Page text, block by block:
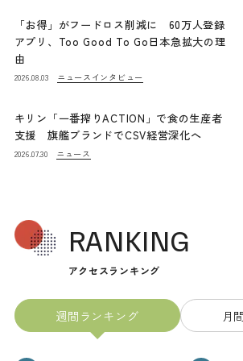
「お得」がフードロス削減に 60万人登録
アプリ、Too Good To Go日本急拡大の理
由
2026.08.03 ニュース インタビュー
キリン「一番搾りACTION」で食の生産者
支援 旗艦ブランドでCSV経営深化へ
2026.07.30 ニュース
RANKING
アクセスランキング
週間ランキング 月